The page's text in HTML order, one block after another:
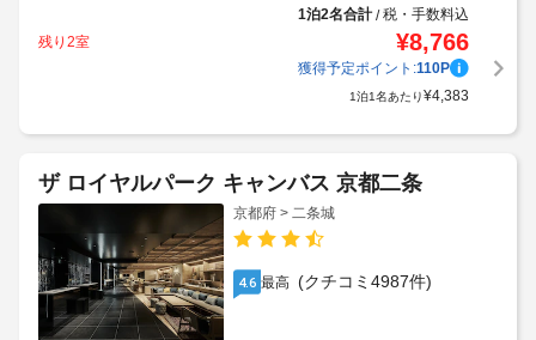
1泊2名合計/税・手数料込
残り2室
¥8,766
獲得予定ポイント:110P
1泊1名あたり¥4,383
ザ ロイヤルパーク キャンバス 京都二条
京都府 > 二条城
4.6 最高 (クチコミ4987件)